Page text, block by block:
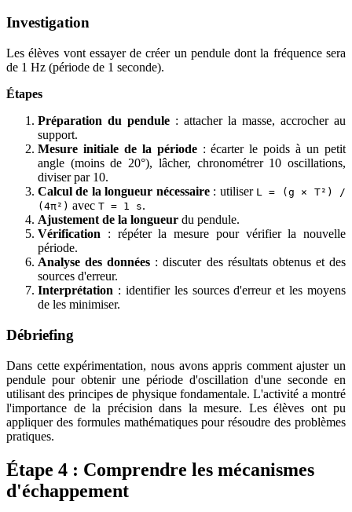
Investigation
Les élèves vont essayer de créer un pendule dont la fréquence sera
de 1 Hz (période de 1 seconde).
Étapes
Préparation du pendule : attacher la masse, accrocher au
support.
Mesure initiale de la période: écarter le poids à un petit
angle (moins de 20°), lâcher, chronométrer 10 oscillations,
diviser par 10.
Calcul de la longueur nécessaire: utiliser L = (g × T²) /
(4π²) avec T = 1 s.
Ajustement de la longueur du pendule.
Vérification : répéter la mesure pour vérifier la nouvelle
période.
Analyse des données : discuter des résultats obtenus et des
sources d'erreur.
Interprétation : identifier les sources d'erreur et les moyens
de les minimiser.
Débriefing
Dans cette expérimentation, nous avons appris comment ajuster un
pendule pour obtenir une période d'oscillation d'une seconde en
utilisant des principes de physique fondamentale. L'activité a montré
l'importance de la précision dans la mesure. Les élèves ont pu
appliquer des formules mathématiques pour résoudre des problèmes
pratiques.
Étape 4 : Comprendre les mécanismes
d'échappement